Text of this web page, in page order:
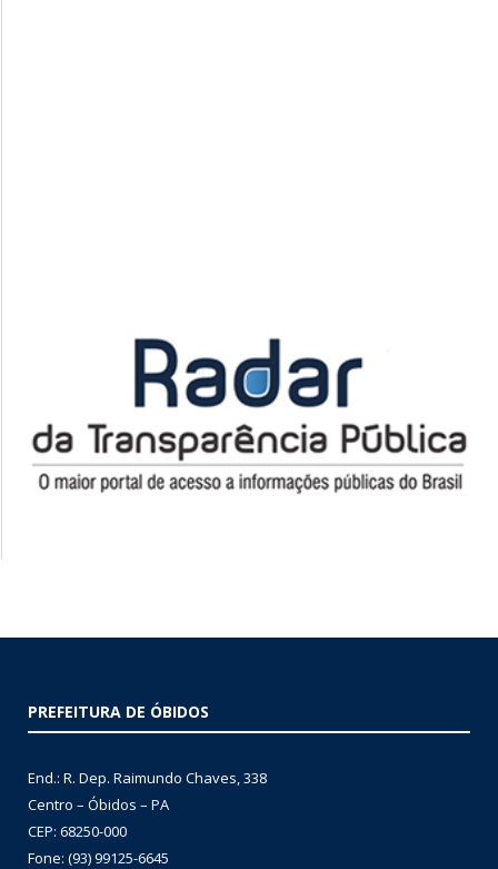
PREFEITURA DE ÓBIDOS
End.: R. Dep. Raimundo Chaves, 338
Centro – Óbidos – PA
CEP: 68250-000
Fone: (93) 99125-6645